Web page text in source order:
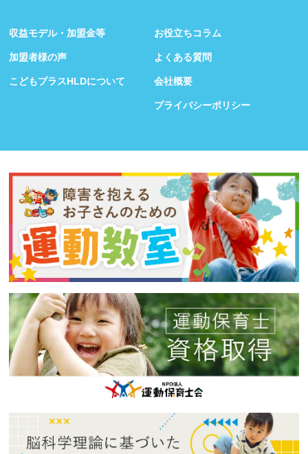
収益モデル・加盟金等
加盟者様の声
こどもプラスHLDについて
お役立ちコラム
よくある質問
会社概要
プライバシーポリシー